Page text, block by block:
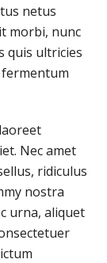
netus
morbi, nunc
quis ultricies
Nec amet
ridiculus
nostra
urna, aliquet